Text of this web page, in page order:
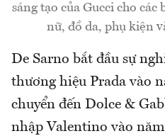
sáng tạo của Gucci cho
nữ, đồ da, phụ kiện
De Sarno bắt đầu sự
thương hiệu Prada vào
chuyển đến Dolce &
nhập Valentino vào